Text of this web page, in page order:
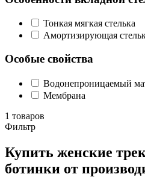
Тонкая мягкая стелька
Амортизирующая
Особые свойства
Водонепроницаемый
Мембрана
1 товаров
Фильтр
Купить женские
ботинки от